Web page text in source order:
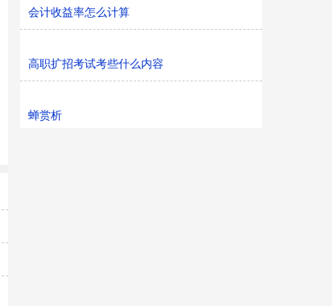
会计收益率怎么计算
高职扩招考试考些什么内容
蝉赏析